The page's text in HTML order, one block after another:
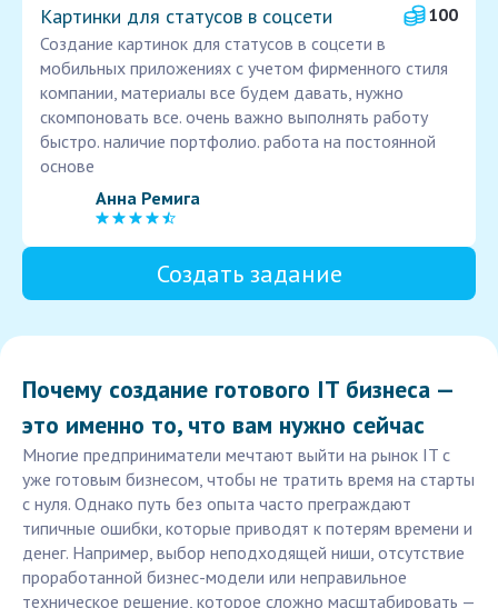
Картинки для статусов в соцсети
100
Создание картинок для статусов в соцсети в
мобильных приложениях с учетом фирменного стиля
компании, материалы все будем давать, нужно
скомпоновать все. очень важно выполнять работу
быстро. наличие портфолио. работа на постоянной
основе
Анна Ремига
Создать задание
Почему создание готового IT бизнеса —
это именно то, что вам нужно сейчас
Многие предприниматели мечтают выйти на рынок IT с
уже готовым бизнесом, чтобы не тратить время на старты
с нуля. Однако путь без опыта часто преграждают
типичные ошибки, которые приводят к потерям времени и
денег. Например, выбор неподходящей ниши, отсутствие
проработанной бизнес-модели или неправильное
техническое решение, которое сложно масштабировать —